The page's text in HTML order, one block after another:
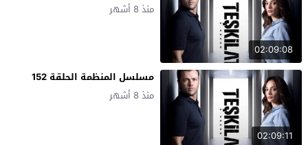
02:09:08
منذ 8 أشهر
02:09:11
مسلسل المنظمة الحلقة 152
منذ 8 أشهر